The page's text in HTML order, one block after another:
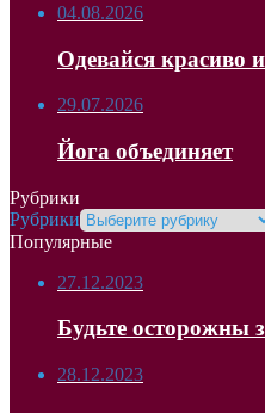
04.08.2026
Одевайся красиво
29.07.2026
Йога объединяет
Рубрики
Рубрики
Популярные
27.12.2023
Будьте осторожны
28.12.2023